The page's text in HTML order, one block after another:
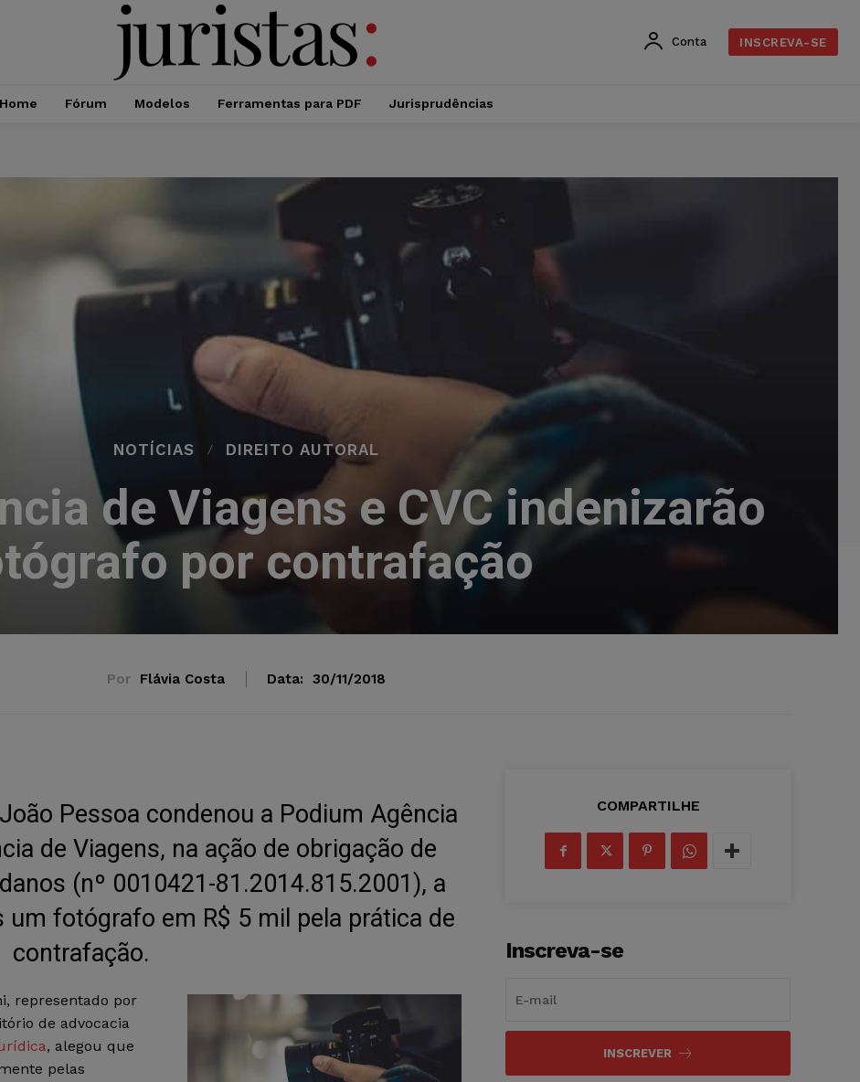
Conta INSCREVA-SE
Home Fórum Modelos Ferramentas para PDF Jurisprudências
NOTÍCIAS DIREITO AUTORAL
de Viagens e CVC indenizarão
por contrafação
Por Flávia Costa Data: 30/11/2018
Pessoa condenou a Podium Agência
de Viagens, na ação de obrigação de
(nº 0010421-81.2014.815.2001), a
fotógrafo em R$ 5 mil pela prática de
contrafação.
representado por
de advocacia
, alegou que
pelas
COMPARTILHE
Inscreva-se
INSCREVER